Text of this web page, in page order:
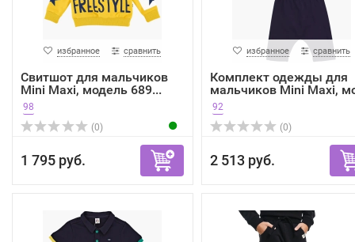
избранное сравнить
Свитшот для мальчиков
Mini Maxi, модель 689...
98
(0)
1 795 руб.
избранное сравнить
Комплект одежды для
мальчиков Mini Maxi,
92
(0)
2 513 руб.